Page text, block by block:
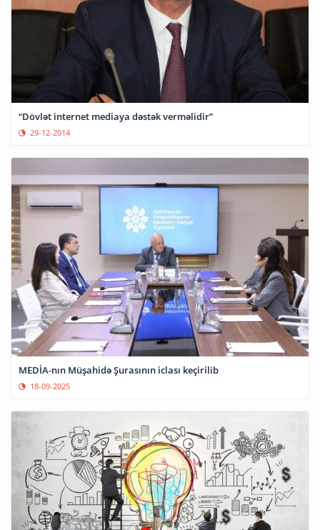
“Dövlət internet mediaya dəstək verməlidir”
29-12-2014
MEDİA-nın Müşahidə Şurasının iclası keçirilib
18-09-2025